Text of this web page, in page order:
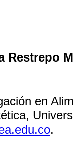
Restrepo
en
.